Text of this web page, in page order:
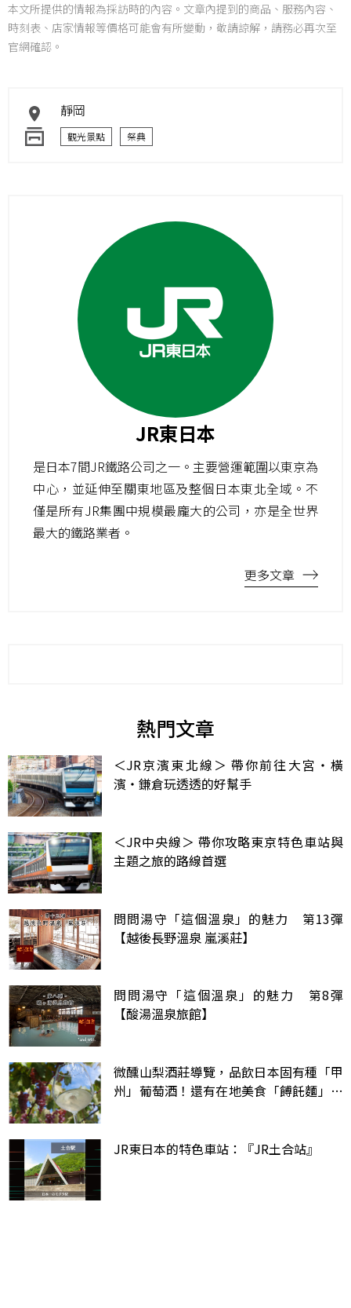
本文所提供的情報為採訪時的內容。文章內提到的商品、服務內容、
時刻表、店家情報等價格可能會有所變動，敬請諒解，請務必再次至
官網確認。
靜岡
觀光景點 祭典
JR東日本
是日本7間JR鐵路公司之一。主要營運範圍以東京為
中心，並延伸至關東地區及整個日本東北全域。不
僅是所有JR集團中規模最龐大的公司，亦是全世界
最大的鐵路業者。
更多文章
熱門文章
＜JR京濱東北線＞ 帶你前往大宮・橫
濱・鎌倉玩透透的好幫手
＜JR中央線＞ 帶你攻略東京特色車站與
主題之旅的路線首選
問問湯守「這個溫泉」的魅力 第13彈
【越後長野溫泉 嵐溪莊】
問問湯守「這個溫泉」的魅力 第8彈
【酸湯溫泉旅館】
微醺山梨酒莊導覽，品飲日本固有種「甲
州」葡萄酒！還有在地美食「餺飥麵」一
JR東日本的特色車站：『JR土合站』